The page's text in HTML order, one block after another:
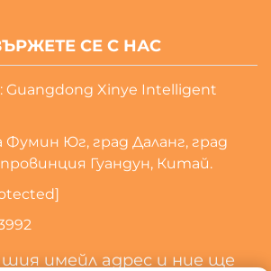
СЕ С НАС
Guangdong Xinye Intelligent
Фумин Юг, град Даланг, град
провинция Гуандун, Китай.
имейл адрес и ние ще